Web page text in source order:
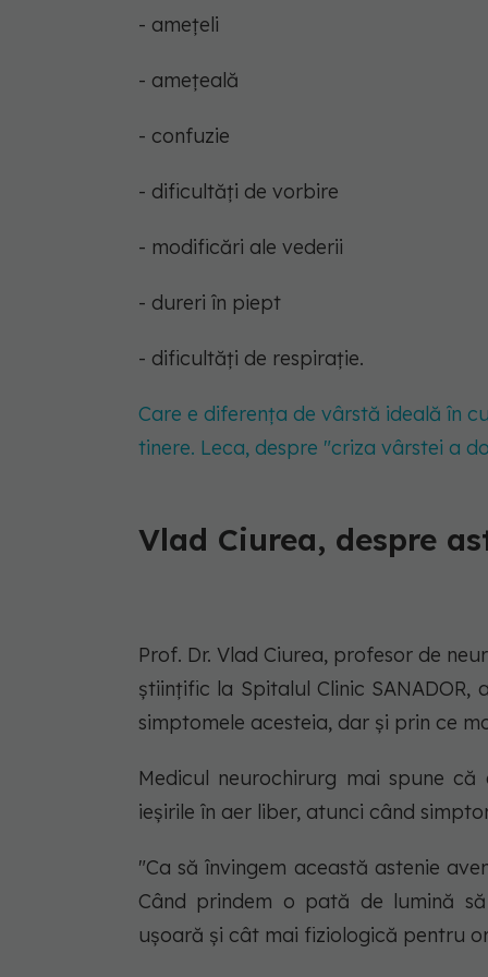
- amețeli
- amețeală
- confuzie
- dificultăți de vorbire
- modificări ale vederii
- dureri în piept
- dificultăți de respirație.
Care e diferența de vârstă ideală în
tinere. Leca, despre "criza vârstei a
Vlad Ciurea, despre
Prof. Dr. Vlad Ciurea, profesor de
științific la Spitalul Clinic
simptomele acesteia, dar şi prin ce
Medicul neurochirurg mai spune
ieşirile în aer liber, atunci când
"Ca să învingem această astenie
Când prindem o pată de lumină
uşoară şi cât mai fiziologică pentru